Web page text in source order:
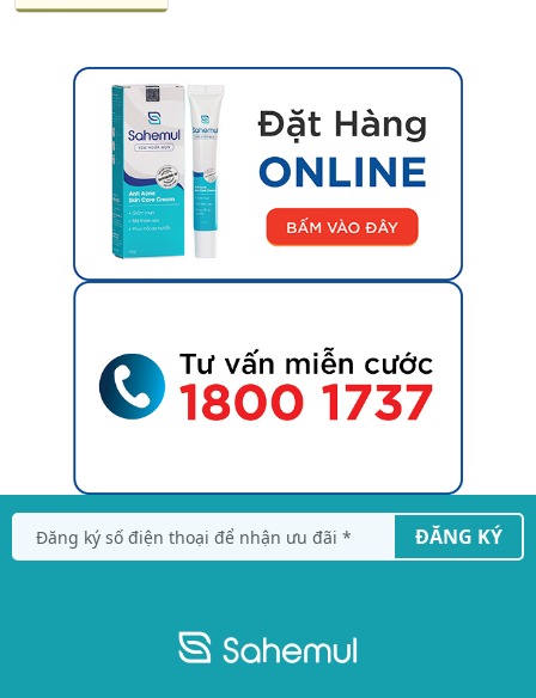
ĐĂNG KÝ